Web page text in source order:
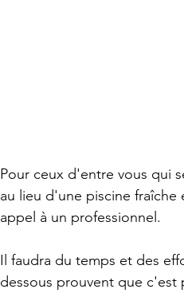
Pour ceux d'entre vous qui
au lieu d'une piscine fraîche
appel à un professionnel.
Il faudra du temps et des
dessous prouvent que c'est